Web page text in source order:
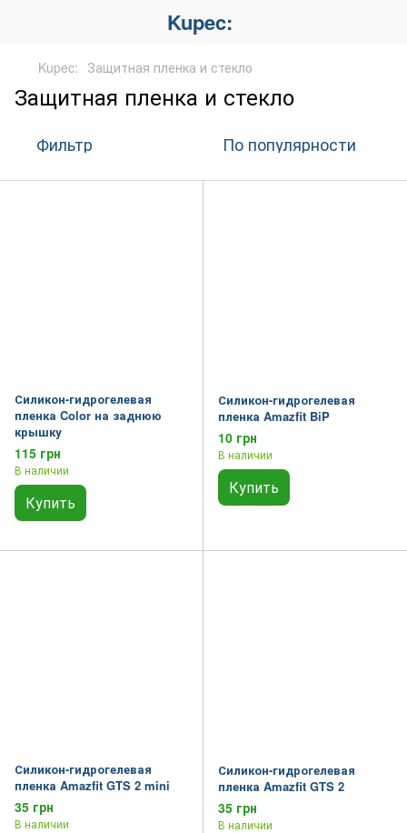
Kupec:
Kupec: Защитная пленка и стекло
Защитная пленка и стекло
Фильтр По популярности
Силикон-гидрогелевая
пленка Color на заднюю
крышку
115 грн
В наличии
Купить
Силикон-гидрогелевая
пленка Amazfit BiP
10 грн
В наличии
Купить
Силикон-гидрогелевая
пленка Amazfit GTS 2 mini
35 грн
В наличии
Силикон-гидрогелевая
пленка Amazfit GTS 2
35 грн
В наличии